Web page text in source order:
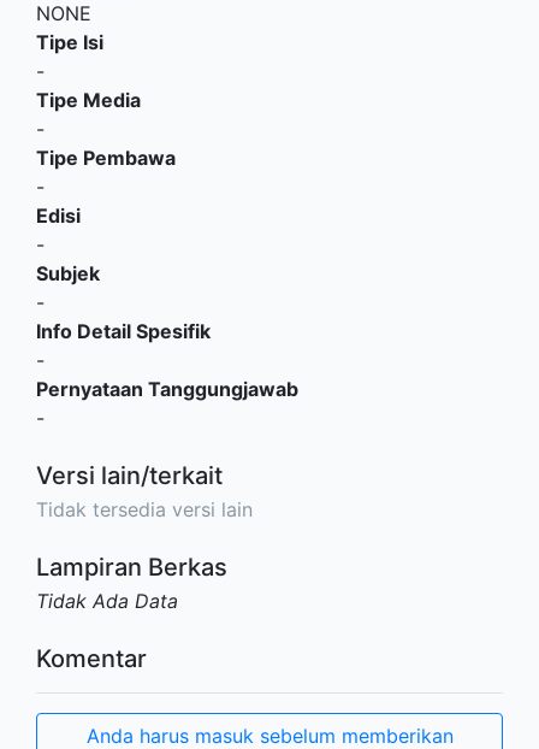
NONE
Tipe Isi
-
Tipe Media
-
Tipe Pembawa
-
Edisi
-
Subjek
-
Info Detail Spesifik
-
Pernyataan Tanggungjawab
-
Versi lain/terkait
Tidak tersedia versi lain
Lampiran Berkas
Tidak Ada Data
Komentar
Anda harus masuk sebelum memberikan